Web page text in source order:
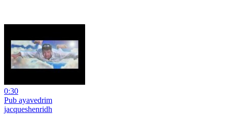
0:30
Pub ayavedrim
jacqueshenridh